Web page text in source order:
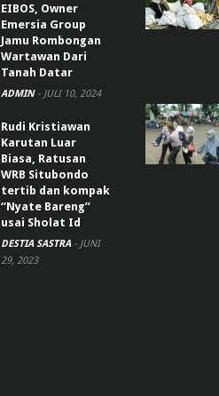
EIBOS, Owner
Emersia Group
Jamu Rombongan
Wartawan Dari
Tanah Datar
ADMIN - JULI 10, 2024
Rudi Kristiawan
Karutan Luar
Biasa, Ratusan
WRB Situbondo
tertib dan kompak
“Nyate Bareng”
usai Sholat Id
DESTIA SASTRA - JUNI
29, 2023